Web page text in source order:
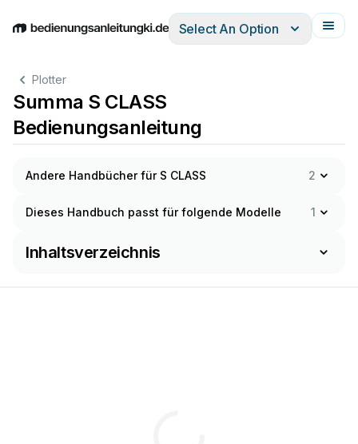
EnglishDeutschEspañolItalianoFrançais
Select An Option
Plotter
Summa S CLASS
Bedienungsanleitung
Andere Handbücher für S CLASS 2
Dieses Handbuch passt für folgende Modelle 1
Inhaltsverzeichnis